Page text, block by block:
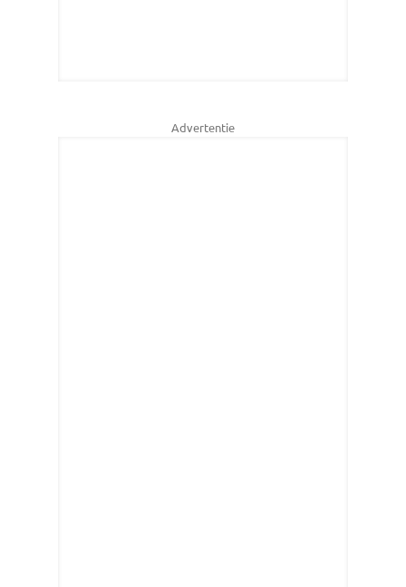
Advertentie